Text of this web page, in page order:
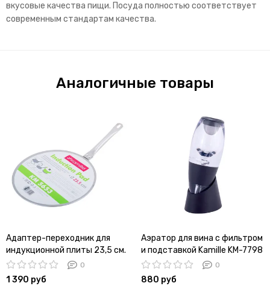
вкусовые качества пищи. Посуда полностью соответствует
современным стандартам качества.
Аналогичные товары
Адаптер-переходник для
индукционной плиты 23,5 см.
Kamille KM-5653 из
нержавеющей стали
0
1 390 руб
Аэратор для вина с фильтром
и подставкой Kamille KM-7798
(7,8х8,5х22,5 см.) 0
880 руб